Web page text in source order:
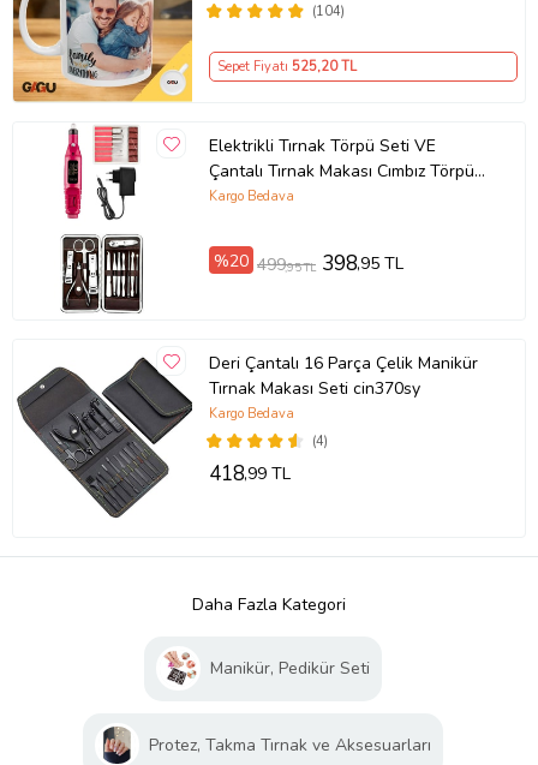
(104)
Sepet Fiyatı 525,20 TL
Elektrikli Tırnak Törpü Seti VE
Çantalı Tırnak Makası Cımbız Törpü
12 Parça Manikür Pedikür Seti
Kargo Bedava
%20 499,95 TL 398,95 TL
Deri Çantalı 16 Parça Çelik Manikür
Tırnak Makası Seti cin370sy
(4)
Kargo Bedava
418,99 TL
Daha Fazla Kategori
Manikür, Pedikür Seti
Protez, Takma Tırnak ve Aksesuarları